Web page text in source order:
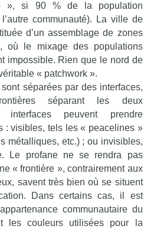
», si 90 % de la population
communauté). La ville de
d’un assemblage de zones
où le mixage des populations
impossible. Rien que le nord de
« patchwork ».
séparées par des interfaces,
séparant les deux
interfaces peuvent prendre
: visibles, tels les « peacelines »
métalliques, etc.) ; ou invisibles,
Le profane ne se rendra pas
« frontière », contrairement aux
savent très bien où se situent
Dans certains cas, il est
communautaire du
les couleurs utilisées pour la